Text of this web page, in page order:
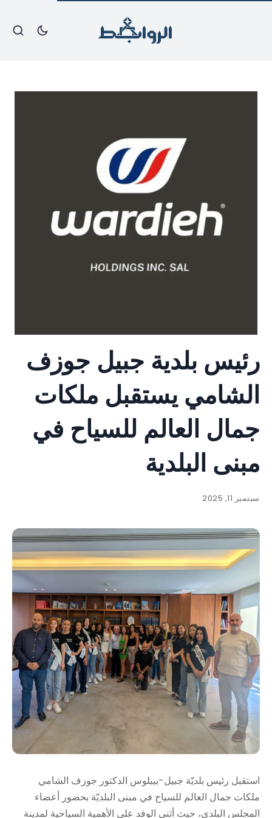
رئيس بلدية جبيل جوزف
الشامي يستقبل ملكات
جمال العالم للسياح في
مبنى البلدية
سبتمبر 11, 2025
استقبل رئيس بلديّة جبيل-بيبلوس الدكتور جوزف الشامي
ملكات جمال العالم للسياح في مبنى البلديّة بحضور أعضاء
المجلس البلدي، حيث أثنى الوفد على الأهمية السياحية لمدينة